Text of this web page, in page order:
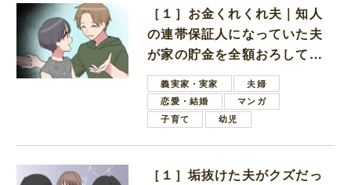
［１］お金くれくれ夫｜知人
の連帯保証人になっていた夫
が家の貯金を全額おろしてほ
しいと言ってきた
義実家・実家
夫婦
恋愛・結婚
マンガ
子育て
幼児
［１］垢抜けた夫がクズだっ